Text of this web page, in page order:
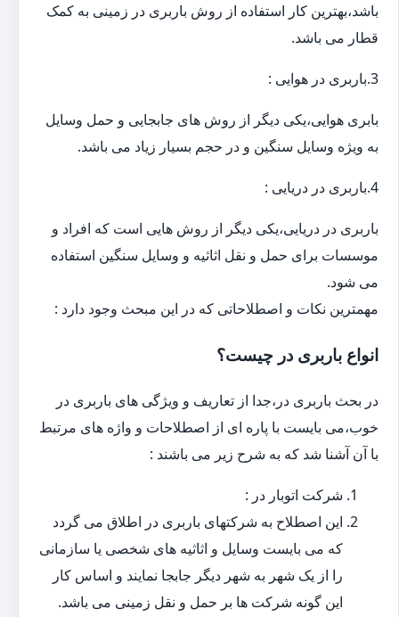
باشد،بهترین کار استفاده از روش باربری در زمینی به کمک
قطار می باشد.
3.باربری در هوایی :
بابری هوایی،یکی دیگر از روش های جابجایی و حمل وسایل
به ویژه وسایل سنگین و در حجم بسیار زیاد می باشد.
4.باربری در دریایی :
باربری در دریایی،یکی دیگر از روش هایی است که افراد و
موسسات برای حمل و نقل اثاثیه و وسایل سنگین استفاده
می شود.
مهمترین نکات و اصطلاحاتی که در این مبحث وجود دارد :
انواع باربری در چیست؟
در بحث باربری در،جدا از تعاریف و ویژگی های باربری در
خوب،می بایست با پاره ای از اصطلاحات و واژه های مرتبط
با آن آشنا شد که به شرح زیر می باشند :
شرکت اتوبار در :
این اصطلاح به شرکتهای باربری در اطلاق می گردد
که می بایست وسایل و اثاثیه های شخصی یا سازمانی
را از یک شهر به شهر دیگر جابجا نمایند و اساس کار
این گونه شرکت ها بر حمل و نقل زمینی می باشد.